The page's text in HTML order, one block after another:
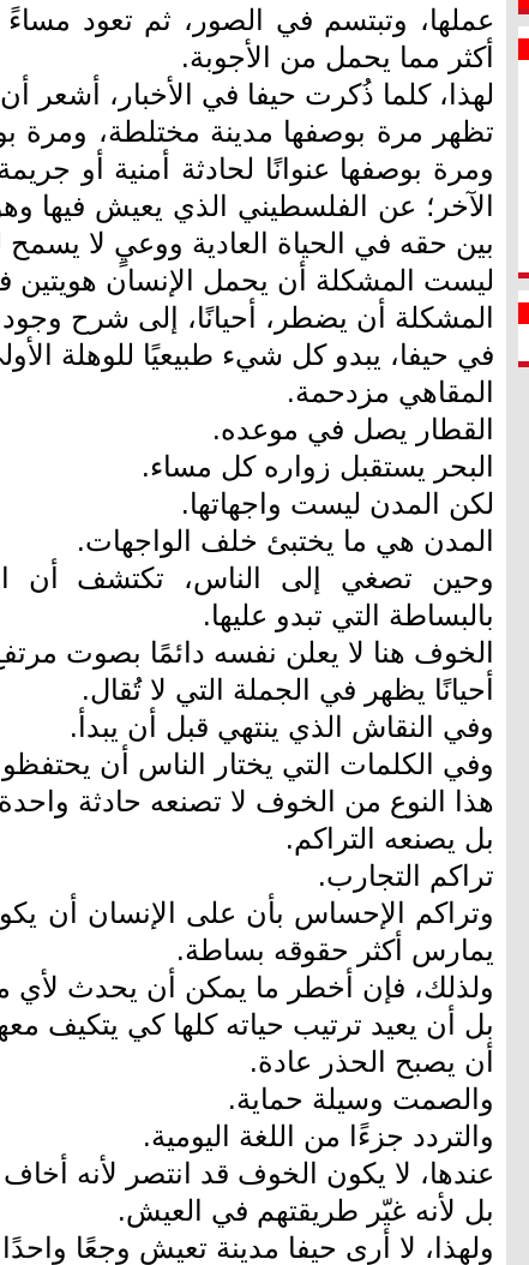
عملها، وتبتسم في الصور، ثم تعود
أكثر مما يحمل من الأجوبة.
لهذا، كلما ذُكرت حيفا في الأخبار، أشعر
تظهر مرة بوصفها مدينة مختلطة، ومرة
ومرة بوصفها عنوانًا لحادثة أمنية أو
الآخر؛ عن الفلسطيني الذي يعيش فيها
بين حقه في الحياة العادية ووعيٍ لا
ليست المشكلة أن يحمل الإنسان هويتين
المشكلة أن يضطر، أحيانًا، إلى شرح
في حيفا، يبدو كل شيء طبيعيًا للوهلة
المقاهي مزدحمة.
القطار يصل في موعده.
البحر يستقبل زواره كل مساء.
لكن المدن ليست واجهاتها.
المدن هي ما يختبئ خلف الواجهات.
وحين تصغي إلى الناس، تكتشف أن
بالبساطة التي تبدو عليها.
الخوف هنا لا يعلن نفسه دائمًا بصوت
أحيانًا يظهر في الجملة التي لا تُقال.
وفي النقاش الذي ينتهي قبل أن يبدأ.
وفي الكلمات التي يختار الناس أن
هذا النوع من الخوف لا تصنعه حادثة
بل يصنعه التراكم.
تراكم التجارب.
وتراكم الإحساس بأن على الإنسان أن
يمارس أكثر حقوقه بساطة.
ولذلك، فإن أخطر ما يمكن أن يحدث
بل أن يعيد ترتيب حياته كلها كي يتكيف
أن يصبح الحذر عادة.
والصمت وسيلة حماية.
والتردد جزءًا من اللغة اليومية.
عندها، لا يكون الخوف قد انتصر لأنه
بل لأنه غيّر طريقتهم في العيش.
ولهذا، لا أرى حيفا مدينة تعيش وجعًا